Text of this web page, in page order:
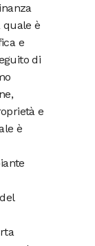
quale è
e
di
e
è